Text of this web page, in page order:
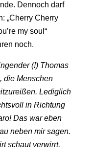
Dennoch darf
„Cherry Cherry
my soul“
noch.
(!) Thomas
die Menschen
Lediglich
in Richtung
Das war eben
neben mir sagen.
schaut verwirrt.